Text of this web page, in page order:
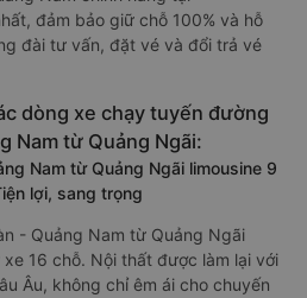
đảm bảo giữ chỗ 100% và hỗ
đài tư vấn, đặt vé và đổi trả vé
dòng xe chạy tuyến đường
Nam từ Quảng Ngãi:
Nam từ Quảng Ngãi limousine 9
lợi, sang trọng
- Quảng Nam từ Quảng Ngãi
16 chỗ. Nội thất được làm lại với
Âu, không chỉ êm ái cho chuyến